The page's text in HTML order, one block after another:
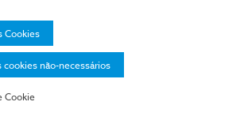
Cookies
não-necessários
Cookie
© Copyright 2026
de Privacidade Externo